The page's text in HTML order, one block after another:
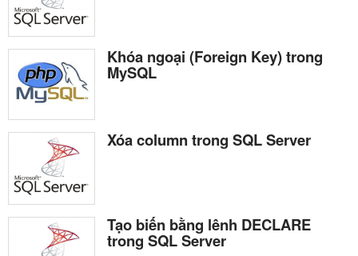
Khóa ngoại (Foreign Key) trong
MySQL
Xóa column trong SQL Server
Tạo biến bằng lênh DECLARE
trong SQL Server